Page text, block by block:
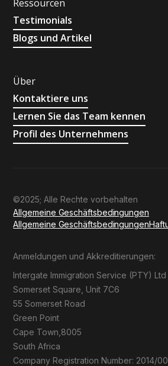
Ressourcen
Testimonials
Blogs und Artikel
Über
Kontaktiere uns
Lernen Sie das Team kennen
Profil des Unternehmens
©2025; Alle Rechte vorbehalten
Allgemeine Geschäftsbedingungen
Allgemeine Geschäftsbedingungen
Anmeldungen und Akkreditierungen:
Intergate Immigration Service (PTY) Ltd
Somerset Square, Unit 7C6
55 Somerset Road
Green Point
Cape Town,8005
South Africa
Company Registration Number: 2014/